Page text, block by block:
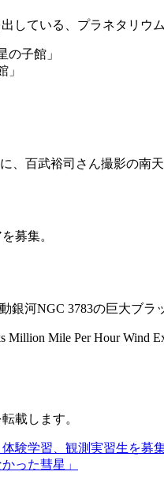
している、プラネタリウ
の子館」
」
、百武裕司さん撮影の南
募集。
銀河NGC 3783の巨大ブ
Million Mile Per Hour Wind
載します。
験学習、観測実習生を募集
った彗星」